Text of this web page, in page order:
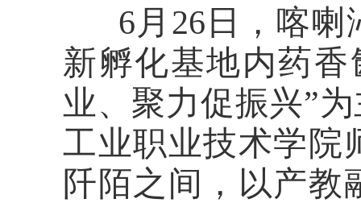
6月26日，喀
新孵化基地内药
业、聚力促振兴”
工业职业技术学院
阡陌之间，以产教